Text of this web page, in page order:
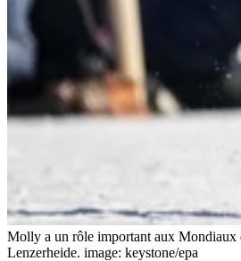
Molly a un rôle important aux Mondiaux
Lenzerheide. image: keystone/epa